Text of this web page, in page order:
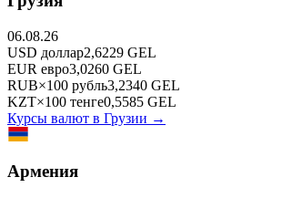
06.08.26
USD доллар2,6229 GEL
EUR евро3,0260 GEL
RUB×100 рубль3,2340 GEL
KZT×100 тенге0,5585 GEL
Курсы валют в Грузии →
Армения